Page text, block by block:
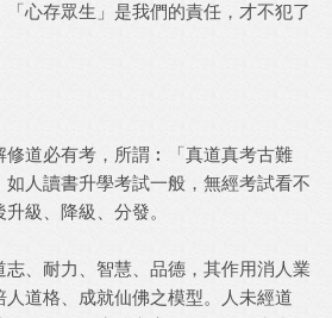
心存眾生」是我們的責任，才不犯了
修道必有考，所謂︰「真道真考古難
如人讀書升學考試一般，無經考試看不
級、降級、分發。
志、耐力、智慧、品德，其作用消人業
人道格、成就仙佛之模型。人未經道